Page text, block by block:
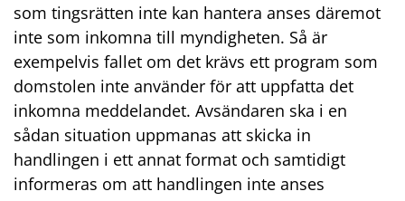
som tingsrätten inte kan hantera anses däremot
inte som inkomna till myndigheten. Så är
exempelvis fallet om det krävs ett program som
domstolen inte använder för att uppfatta det
inkomna meddelandet. Avsändaren ska i en
sådan situation uppmanas att skicka in
handlingen i ett annat format och samtidigt
informeras om att handlingen inte anses